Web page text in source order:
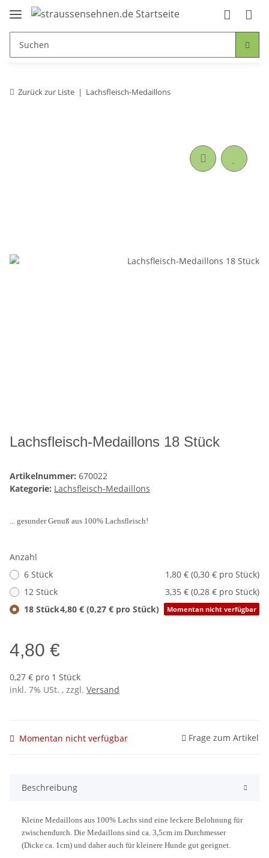
Zurück zur Liste Lachsfleisch-Medaillons
Lachsfleisch-Medaillons 18 Stück
Artikelnummer: 670022
Kategorie: Lachsfleisch-Medaillons
... gesunder Genuß aus 100% Lachsfleisch!
Anzahl
6 Stück
1,80 € (0,30 € pro Stück)
12 Stück
3,35 € (0,28 € pro Stück)
18 Stück4,80 € (0,27 € pro Stück) Momentan nicht verfügbar
4,80 €
0,27 € pro 1 Stück
inkl. 7% USt. , zzgl. Versand
Momentan nicht verfügbar Frage zum Artikel
Beschreibung
Kleine Medaillons aus 100% Lachs sind eine leckere Belohnung für
zwischendurch. Die Medaillons sind ca. 3,5cm im Durchmesser
(Dicke ca. 1cm) und daher auch für kleinere Hunde gut geeignet.